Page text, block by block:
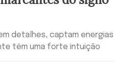
detalhes, captam energias
têm uma forte intuição